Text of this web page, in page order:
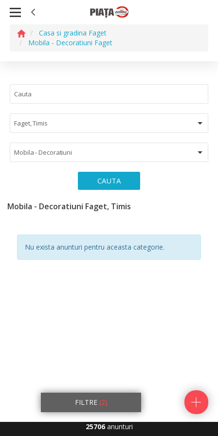
Casa si gradina Faget
Mobila - Decoratiuni Faget
Faget, Timis
Mobila - Decoratiuni
CAUTA
Mobila - Decoratiuni Faget, Timis
Nu exista anunturi pentru aceasta categorie.
FILTRE (2)
25706anunturi